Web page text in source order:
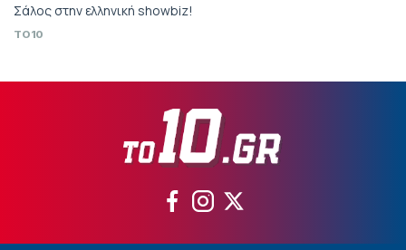
Σάλος στην ελληνική showbiz!
TO10